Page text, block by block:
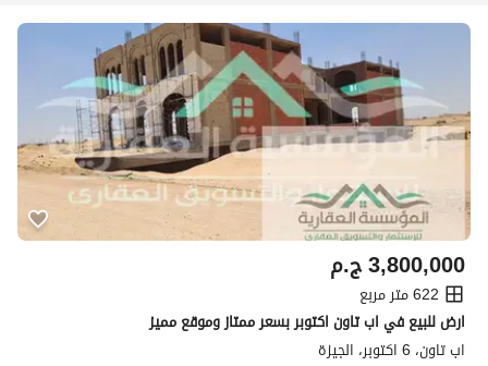
ج.م3,800,000
622 متر مربع
ارض للبيع في اب تاون اكتوبر بسعر ممتاز وموقع مميز
اب تاون، 6 اكتوبر، الجيزة